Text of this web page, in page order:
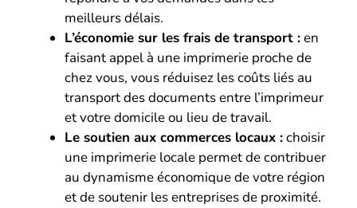
meilleurs délais.
L’économie sur les frais de transport :en
faisant appel à une imprimerie proche de
chez vous, vous réduisez les coûts liés au
transport des documents entre l’imprimeur
et votre domicile ou lieu de travail.
Le soutien aux commerces locaux :choisir
une imprimerie locale permet de contribuer
au dynamisme économique de votre région
et de soutenir les entreprises de proximité.